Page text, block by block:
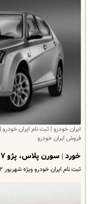
ایران خودرو | ثبت نام ایران
فروش ایران خودرو
خورد | سورن پلاس، پژو ۲۰۷ و دنا + لینک سایت
ثبت نام ایران خودرو ویژه شهریور ۱۴۰۲ آغاز شد.